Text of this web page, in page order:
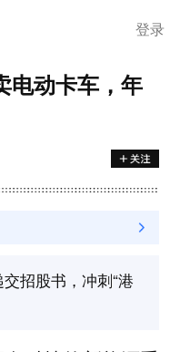
登录
电动卡车，年
招股书，冲刺“港